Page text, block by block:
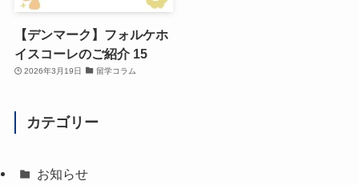
【デンマーク】フォルケホ
イスコーレのご紹介 15
2026年3月19日 留学コラム
カテゴリー
お知らせ